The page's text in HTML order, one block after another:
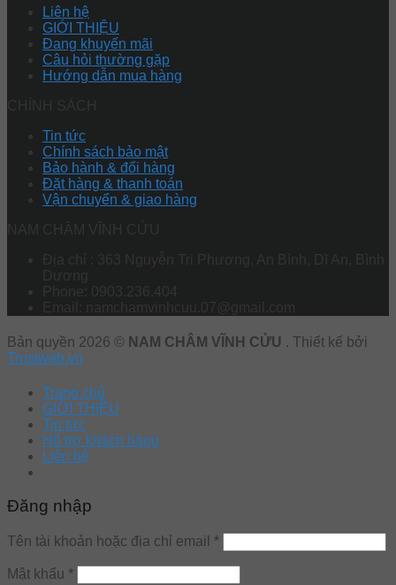
Liên hệ
GIỚI THIỆU
Đang khuyến mãi
Câu hỏi thường gặp
Hướng dẫn mua hàng
CHÍNH SÁCH
Tin tức
Chính sách bảo mật
Bảo hành & đổi hàng
Đặt hàng & thanh toán
Vận chuyển & giao hàng
NAM CHÂM VĨNH CỬU
Địa chỉ : 363 Nguyễn Tri Phương, An Bình, Dĩ An, Bình
Phone: 0903.236.404
Email: namchamvinhcuu.07@gmail.com
Bản quyền 2026 © NAM CHÂM VĨNH CỬU . Thiết kế bởi
Trustweb.vn
Trang chủ
GIỚI THIỆU
Tin tức
Hổ trợ khách hàng
Liên hệ
Đăng nhập
Tên tài khoản hoặc địa chỉ email *
Mật khẩu *